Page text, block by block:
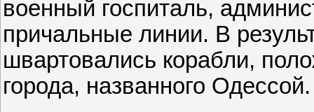
военный госпиталь,
причальные линии. В
швартовались корабли,
города, названного Одессой.